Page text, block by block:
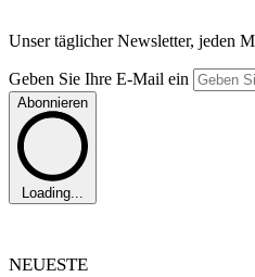
Unser täglicher Newsletter, jeden
Geben Sie Ihre E-Mail ein
Abonnieren
Loading...
NEUESTE